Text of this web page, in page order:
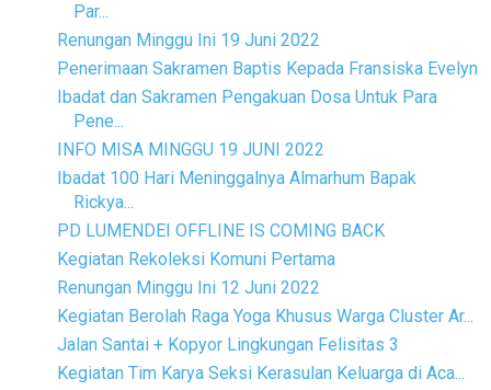
Par...
Renungan Minggu Ini 19 Juni 2022
Penerimaan Sakramen Baptis Kepada Fransiska Evelyn
Ibadat dan Sakramen Pengakuan Dosa Untuk Para
Pene...
INFO MISA MINGGU 19 JUNI 2022
Ibadat 100 Hari Meninggalnya Almarhum Bapak
Rickya...
PD LUMENDEI OFFLINE IS COMING BACK
Kegiatan Rekoleksi Komuni Pertama
Renungan Minggu Ini 12 Juni 2022
Kegiatan Berolah Raga Yoga Khusus Warga Cluster Ar...
Jalan Santai + Kopyor Lingkungan Felisitas 3
Kegiatan Tim Karya Seksi Kerasulan Keluarga di Aca...